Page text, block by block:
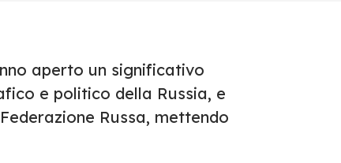
aperto un significativo
e politico della Russia, e
Russa, mettendo